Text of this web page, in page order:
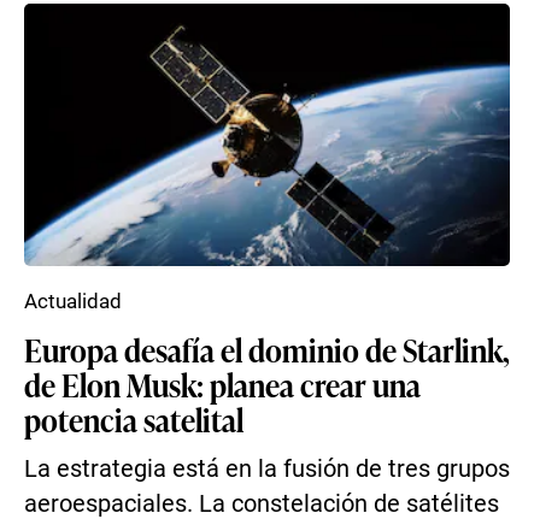
Europa desafía el dominio de Starlink,
de Elon Musk: planea crear una
potencia satelital
La estrategia está en la fusión de tres grupos
aeroespaciales. La constelación de satélites
Actualidad